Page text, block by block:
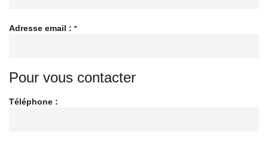
Adresse email : *
Pour vous contacter
Téléphone :